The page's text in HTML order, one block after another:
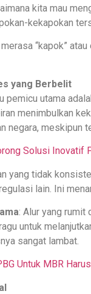
kita mau
kekapokan
“kapok”
yang Berbelit
pemicu utama
menimbulkan
negara, meskipun
Solusi Inovatif
yang tidak
lain. Ini
: Alur yang rumit
untuk
sangat lambat.
Untuk MBR